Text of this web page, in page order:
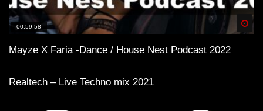
00:59:58
Mayze X Faria -Dance / House Nest Podcast 2022
Realtech – Live Techno mix 2021